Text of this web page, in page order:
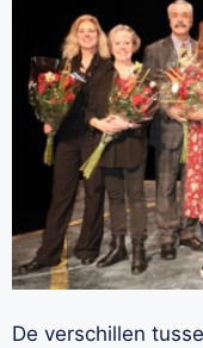
De verschillen